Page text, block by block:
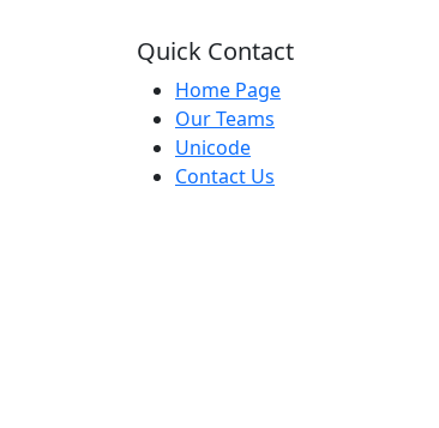
Quick Contact
Home Page
Our Teams
Unicode
Contact Us